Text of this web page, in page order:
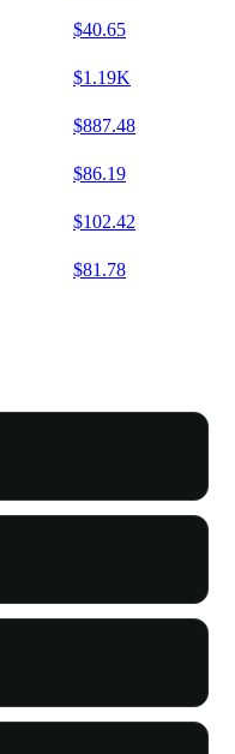
$40.65
$1.19K
$887.48
$86.19
$102.42
$81.78